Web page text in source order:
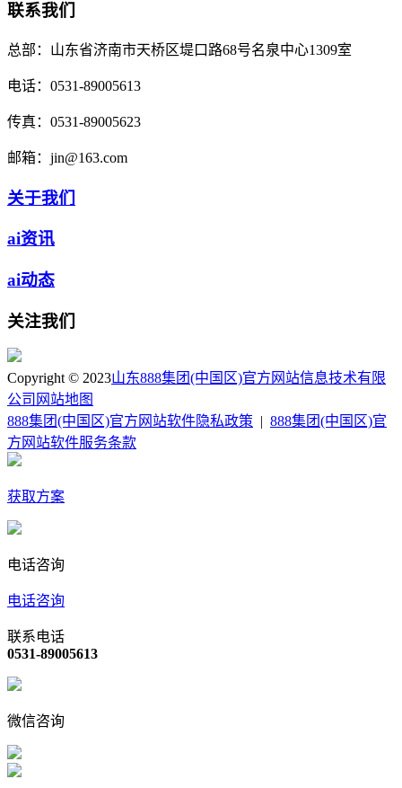
联系我们
总部： 山东省济南市天桥区堤口路68号名泉中心1309室
电话： 0531-89005613
传真： 0531-89005623
邮箱： jin@163.com
关于我们
ai资讯
ai动态
关注我们
Copyright © 2023山东888集团(中国区)官方网站信息技术有限
公司 网站地图
888集团(中国区)官方网站软件隐私政策
888集团(中国区)官
方网站软件服务条款
获取方案
电话咨询
电话咨询
联系电话
0531-89005613
微信咨询